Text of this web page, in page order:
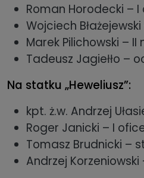
Roman Horodecki – I
Wojciech
Marek Pilichowski – II
Tadeusz Jagiełło –
Na statku „Heweliusz”:
kpt. ż.w. Andrzej
Roger Janicki – I
Tomasz Brudnicki –
Andrzej Korzeniowski